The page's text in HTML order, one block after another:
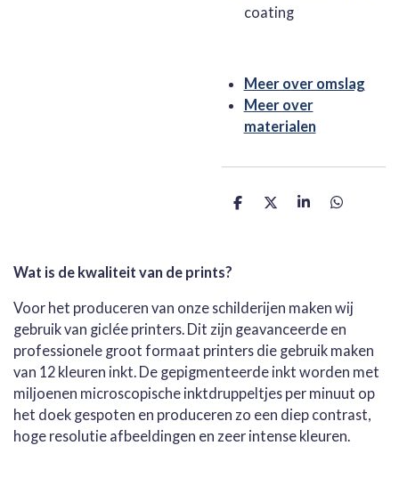
coating
Meer over omslag
Meer over
materialen
D
D
S
D
Wat is de kwaliteit van de prints?
Voor het produceren van onze schilderijen maken wij
gebruik van giclée printers. Dit zijn geavanceerde en
professionele groot formaat printers die gebruik maken
van 12 kleuren inkt. De gepigmenteerde inkt worden met
miljoenen microscopische inktdruppeltjes per minuut op
het doek gespoten en produceren zo een diep contrast,
hoge resolutie afbeeldingen en zeer intense kleuren.